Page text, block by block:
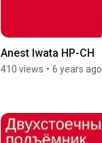
Anest Iwata HP-CH
410 views • 6 years ago